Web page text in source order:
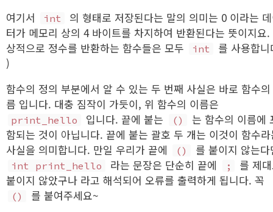
여기서
int
의 형태로 저장된다는 말의 의미는 0 이라는
터가 메모리 상의 4 바이트를 차지하여 반환된다는 뜻이지요
상적으로 정수를 반환하는 함수들은 모두
int
를 사용합
)
함수의 정의 부분에서 알 수 있는 두 번째 사실은 바로 함수
름 입니다. 대충 짐작이 가듯이, 위 함수의 이름은
print_hello 입니다. 끝에 붙는 ()
는 함수의 이름에
함되는 것이 아닙니다. 끝에 붙는 괄호 두 개는 이것이 함수
사실을 의미합니다. 만일 우리가 끝에
() 를 붙이지 않는다
int print_hello 라는 문장은 단순히 끝에 ;
를 제
붙이지 않았구나 라고 해석되어 오류를 출력하게 됩니다. 꼭
()
를 붙여주세요~